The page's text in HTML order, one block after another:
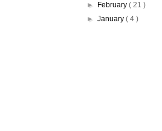
►
February ( 21 )
► January ( 4 )